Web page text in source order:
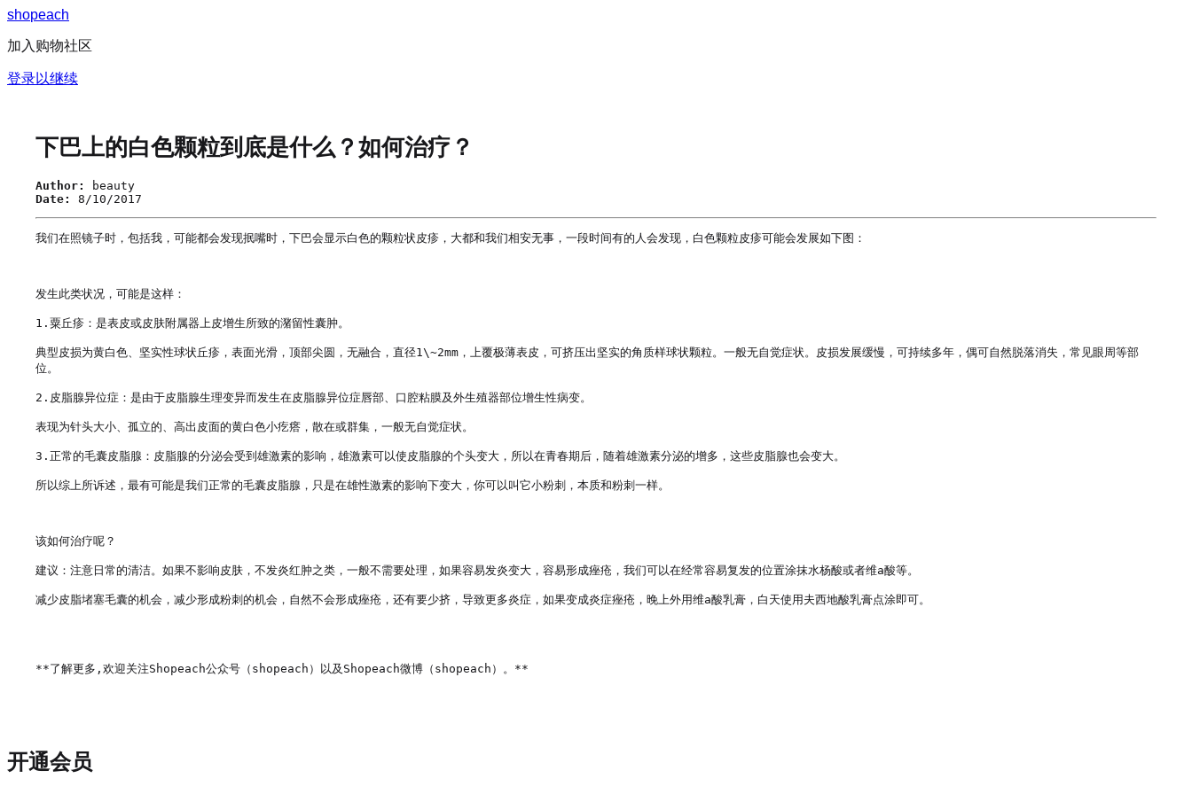
shopeach
加入购物社区
登录以继续
下巴上的白色颗粒到底是什么？如何治疗？
Author:
beauty
Date:
8/10/2017
我们在照镜子时，包括我，可能都会发现抿嘴时，下巴会显示白色的颗粒状皮疹，大都和我们相安无事，一段时间有的人会发现，白色颗粒皮疹可能会发展如下图：
发生此类状况，可能是这样：
1.粟丘疹：是表皮或皮肤附属器上皮增生所致的潴留性囊肿。
典型皮损为黄白色、坚实性球状丘疹，表面光滑，顶部尖圆，无融合，直径1\~2mm，上覆极薄表皮，可挤压出坚实的角质样球状颗粒。一般无自觉症状。皮损发展缓慢，可持续多年，偶可自然脱落消失，常见眼周等部
位。
2.皮脂腺异位症：是由于皮脂腺生理变异而发生在皮脂腺异位症唇部、口腔粘膜及外生殖器部位增生性病变。
表现为针头大小、孤立的、高出皮面的黄白色小疙瘩，散在或群集，一般无自觉症状。
3.正常的毛囊皮脂腺：皮脂腺的分泌会受到雄激素的影响，雄激素可以使皮脂腺的个头变大，所以在青春期后，随着雄激素分泌的增多，这些皮脂腺也会变大。
所以综上所诉述，最有可能是我们正常的毛囊皮脂腺，只是在雄性激素的影响下变大，你可以叫它小粉刺，本质和粉刺一样。
该如何治疗呢？
建议：注意日常的清洁。如果不影响皮肤，不发炎红肿之类，一般不需要处理，如果容易发炎变大，容易形成痤疮，我们可以在经常容易复发的位置涂抹水杨酸或者维a酸等。
减少皮脂堵塞毛囊的机会，减少形成粉刺的机会，自然不会形成痤疮，还有要少挤，导致更多炎症，如果变成炎症痤疮，晚上外用维a酸乳膏，白天使用夫西地酸乳膏点涂即可。
**了解更多,欢迎关注Shopeach公众号（shopeach）以及Shopeach微博（shopeach）。**
开通会员